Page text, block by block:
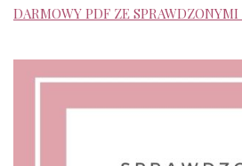
DARMOWY PDF ZE